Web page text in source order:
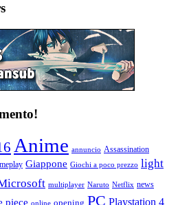
Anime annuncio Assassination
Giappone Giochi a poco prezzo light
multiplayer Naruto Netflix news
piece PC Playstation 4